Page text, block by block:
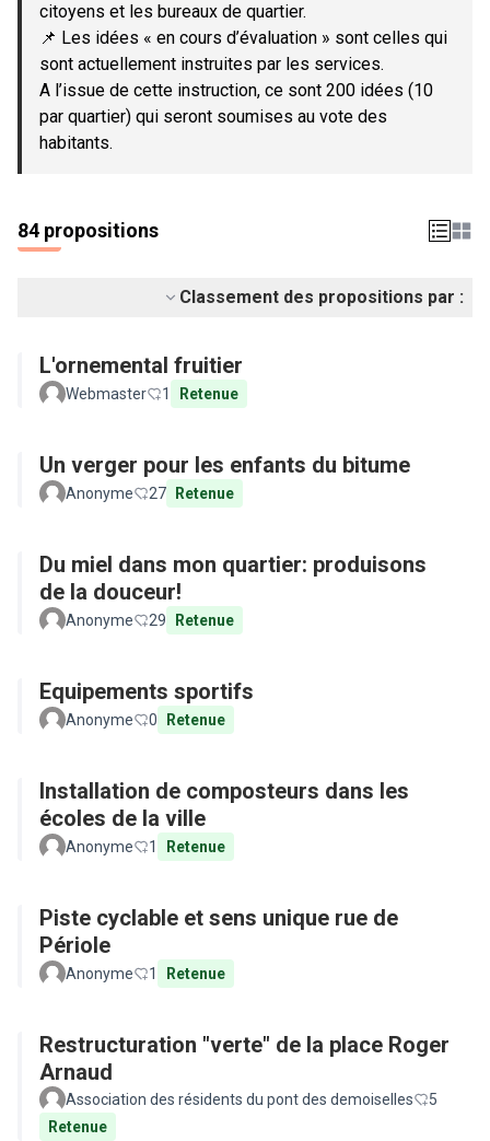
citoyens et les bureaux de quartier.
📌 Les idées « en cours d’évaluation » sont celles qui
sont actuellement instruites par les services.
A l’issue de cette instruction, ce sont 200 idées (10
par quartier) qui seront soumises au vote des
habitants.
84 propositions
Classement des propositions par :
L'ornemental fruitier
Webmaster 1 Retenue
Un verger pour les enfants du bitume
Anonyme 27 Retenue
Du miel dans mon quartier: produisons
de la douceur!
Anonyme 29 Retenue
Equipements sportifs
Anonyme 0 Retenue
Installation de composteurs dans les
écoles de la ville
Anonyme 1 Retenue
Piste cyclable et sens unique rue de
Périole
Anonyme 1 Retenue
Restructuration "verte" de la place Roger
Arnaud
Association des résidents du pont des demoiselles
5
Retenue